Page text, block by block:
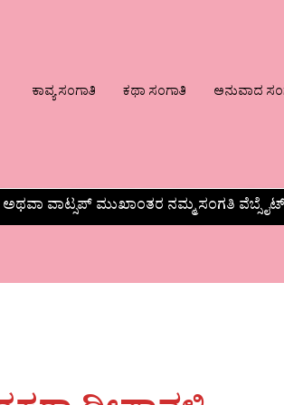
ಕಾವ್ಯ ಸಂಗಾತಿ ಕಥಾ ಸಂಗಾತಿ ಅನುವಾದ
ವಾಟ್ಸಪ್ ಮುಖಾಂತರ ನಮ್ಮ ಸಂಗತಿ